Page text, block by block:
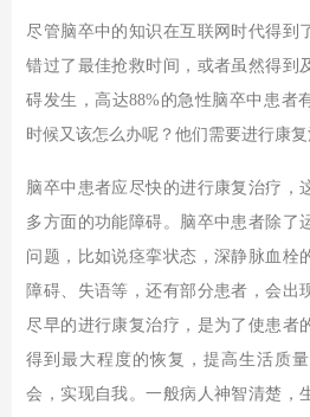
尽管脑卒中的知识在互联网时代得到
错过了最佳抢救时间，或者虽然得到
碍发生，高达88%的急性脑卒中患者
时候又该怎么办呢？他们需要进行康复
脑卒中患者应尽快的进行康复治疗，
多方面的功能障碍。脑卒中患者除了
问题，比如说痉挛状态，深静脉血栓
障碍、失语等，还有部分患者，会出
尽早的进行康复治疗，是为了使患者
得到最大程度的恢复，提高生活质
会，实现自我。一般病人神智清楚，